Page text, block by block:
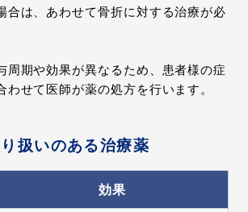
合は、あわせて⾻折に対する治療が必
周期や効果が異なるため、患者様の症
わせて医師が薬の処⽅を⾏います。
扱いのある治療薬
効果